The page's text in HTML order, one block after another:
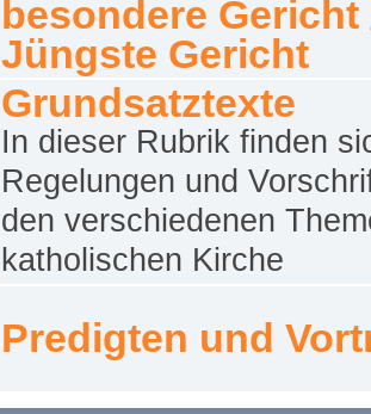
besondere Gericht
Jüngste Gericht
Grundsatztexte
In dieser Rubrik finden
Regelungen und
den verschiedenen
katholischen Kirche
Predigten und